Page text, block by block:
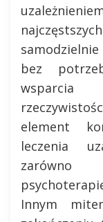
bez
wsparcia
element
leczenia
Innym